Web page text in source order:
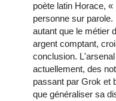
poète latin Horace,
personne sur
autant que le métier
argent comptant,
conclusion.
actuellement, des
passant par Grok et
que généraliser sa